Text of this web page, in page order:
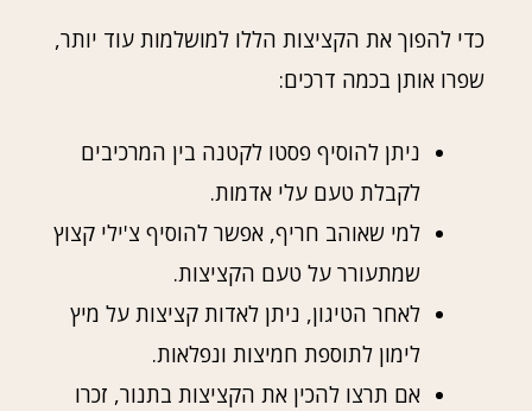
כדי להפוך את הקציצות הללו למושלמות עוד יותר,
שפרו אותן בכמה דרכים:
ניתן להוסיף פסטו לקטנה בין המרכיבים
לקבלת טעם עלי אדמות.
למי שאוהב חריף, אפשר להוסיף צ'ילי קצוץ
שמתעורר על טעם הקציצות.
לאחר הטיגון, ניתן לאדות קציצות על מיץ
לימון לתוספת חמיצות ונפלאות.
אם תרצו להכין את הקציצות בתנור, זכרו